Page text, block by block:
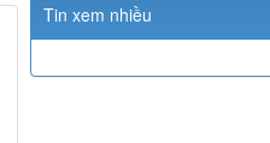
Tin xem nhiều